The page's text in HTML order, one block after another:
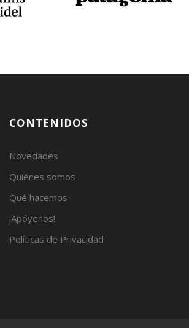
CONTENIDOS
Novedades
Quiénes somos
Qué hacemos
¡Apóyenos!
Políticas de Privacidad